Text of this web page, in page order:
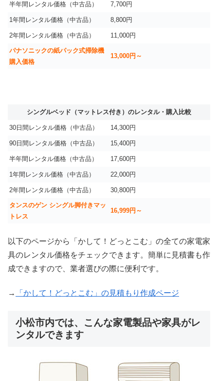
半年間レンタル価格（中古品） 7,700円
1年間レンタル価格（中古品） 8,800円
2年間レンタル価格（中古品） 11,000円
パナソニックの紙パック式掃除機
購入価格
13,000円～
シングルベッド（マットレス付き）のレンタル・購入比較
30日間レンタル価格（中古品） 14,300円
90日間レンタル価格（中古品） 15,400円
半年間レンタル価格（中古品） 17,600円
1年間レンタル価格（中古品） 22,000円
2年間レンタル価格（中古品） 30,800円
タンスのゲン シングル脚付きマッ
トレス
16,999円～
以下のページから「かして！どっとこむ」の全ての家電家
具のレンタル価格をチェックできます。簡単に見積書も作
成できますので、業者選びの際に便利です。
→ 「かして！どっとこむ」の見積もり作成ページ
小松市内では、こんな家電製品や家具がレ
ンタルできます